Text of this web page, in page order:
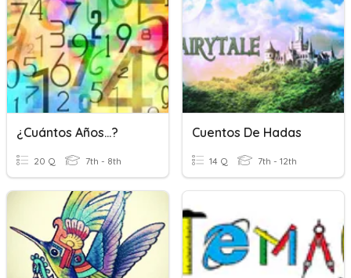
¿Cuántos Años...?
20 Q 7th - 8th
Cuentos De Hadas
14 Q 7th - 12th